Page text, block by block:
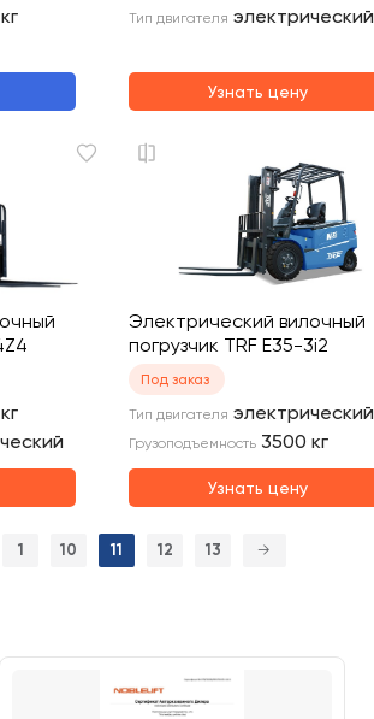
кг Тип двигателя электрический
Узнать цену
кг
Электрический вилочный
погрузчик TRF E35-3i2
Под заказ
Тип двигателя электрический
Грузоподъемность 3500 кг
Узнать цену
1 10 11 12 13 →